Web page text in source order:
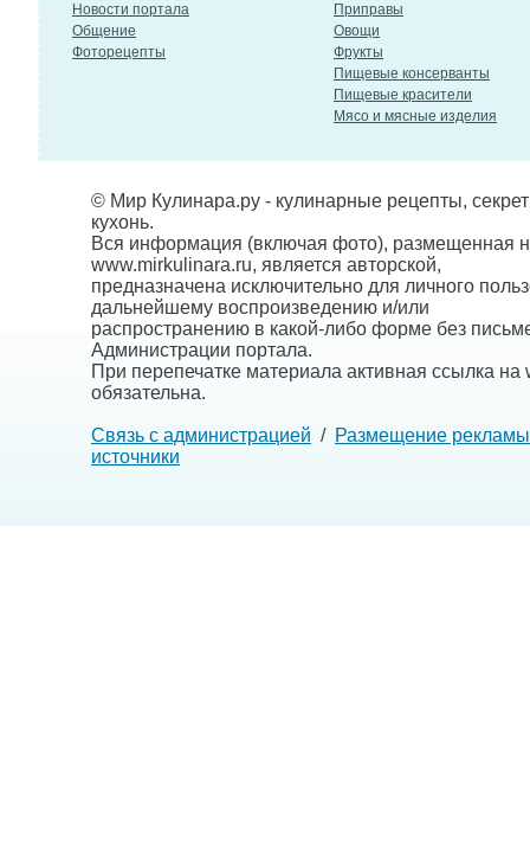
Новости портала
Общение
Фоторецепты
Приправы
Овощи
Фрукты
Пищевые консерванты
Пищевые красители
Мясо и мясные изделия
© Мир Кулинара.ру - кулинарные рецепты,
кухонь.
Вся информация (включая фото), размещенная
www.mirkulinara.ru, является авторской,
предназначена исключительно для личного
дальнейшему воспроизведению и/или
распространению в какой-либо форме без
Администрации портала.
При перепечатке материала активная ссылка на
обязательна.
Связь с администрацией / Размещение рекламы
источники